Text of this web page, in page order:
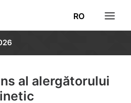
RO
al alergătorului